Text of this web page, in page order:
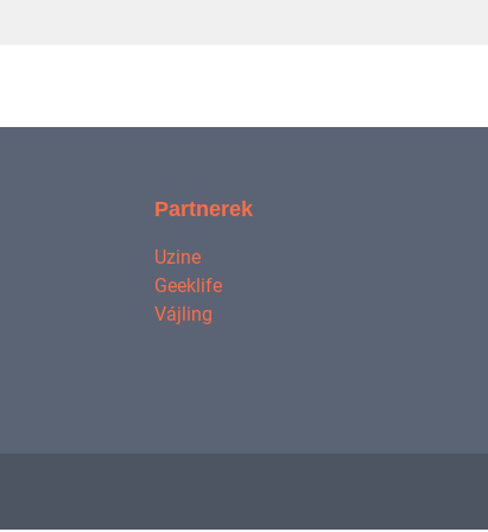
Partnerek
Uzine
Geeklife
Vájling